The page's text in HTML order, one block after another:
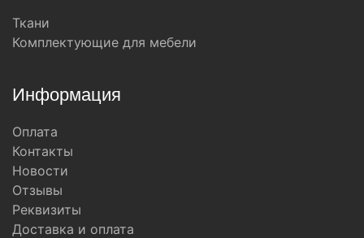
Ткани
Комплектующие для мебели
Информация
Оплата
Контакты
Новости
Отзывы
Реквизиты
Доставка и оплата